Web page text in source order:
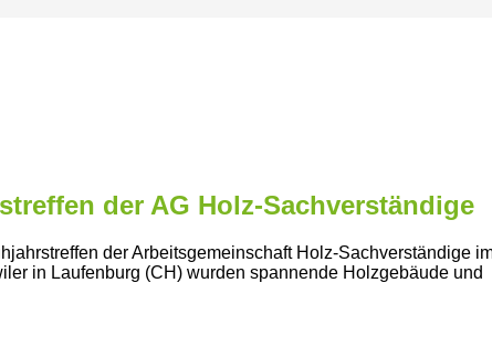
der AG Holz-Sachverständige
der Arbeitsgemeinschaft Holz-Sachverständige
in Laufenburg (CH) wurden spannende Holzgebäude und